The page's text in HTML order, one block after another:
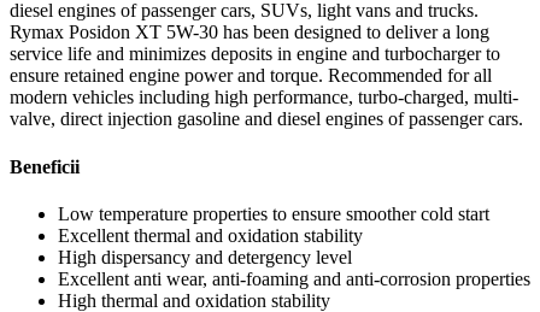
diesel engines of passenger cars, SUVs, light vans and trucks.
Rymax Posidon XT 5W-30 has been designed to deliver a long
service life and minimizes deposits in engine and turbocharger to
ensure retained engine power and torque. Recommended for all
modern vehicles including high performance, turbo-charged, multi-
valve, direct injection gasoline and diesel engines of passenger cars.
Beneficii
Low temperature properties to ensure smoother cold start
Excellent thermal and oxidation stability
High dispersancy and detergency level
Excellent anti wear, anti-foaming and anti-corrosion properties
High thermal and oxidation stability